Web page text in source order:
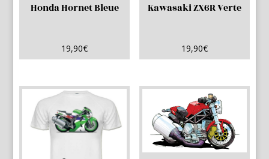
Honda Hornet Bleue
19,90€
Kawasaki ZX6R Verte
19,90€